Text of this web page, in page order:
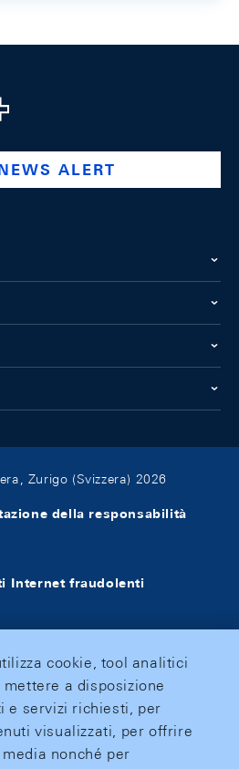
company/swiss-national-
@swissnationalbank
ALERT
Zurigo (Svizzera) 2026
della responsabilità
Internet fraudolenti
cookie, tool analitici
a disposizione
e servizi richiesti, per
visualizzati, per offrire
nonché per